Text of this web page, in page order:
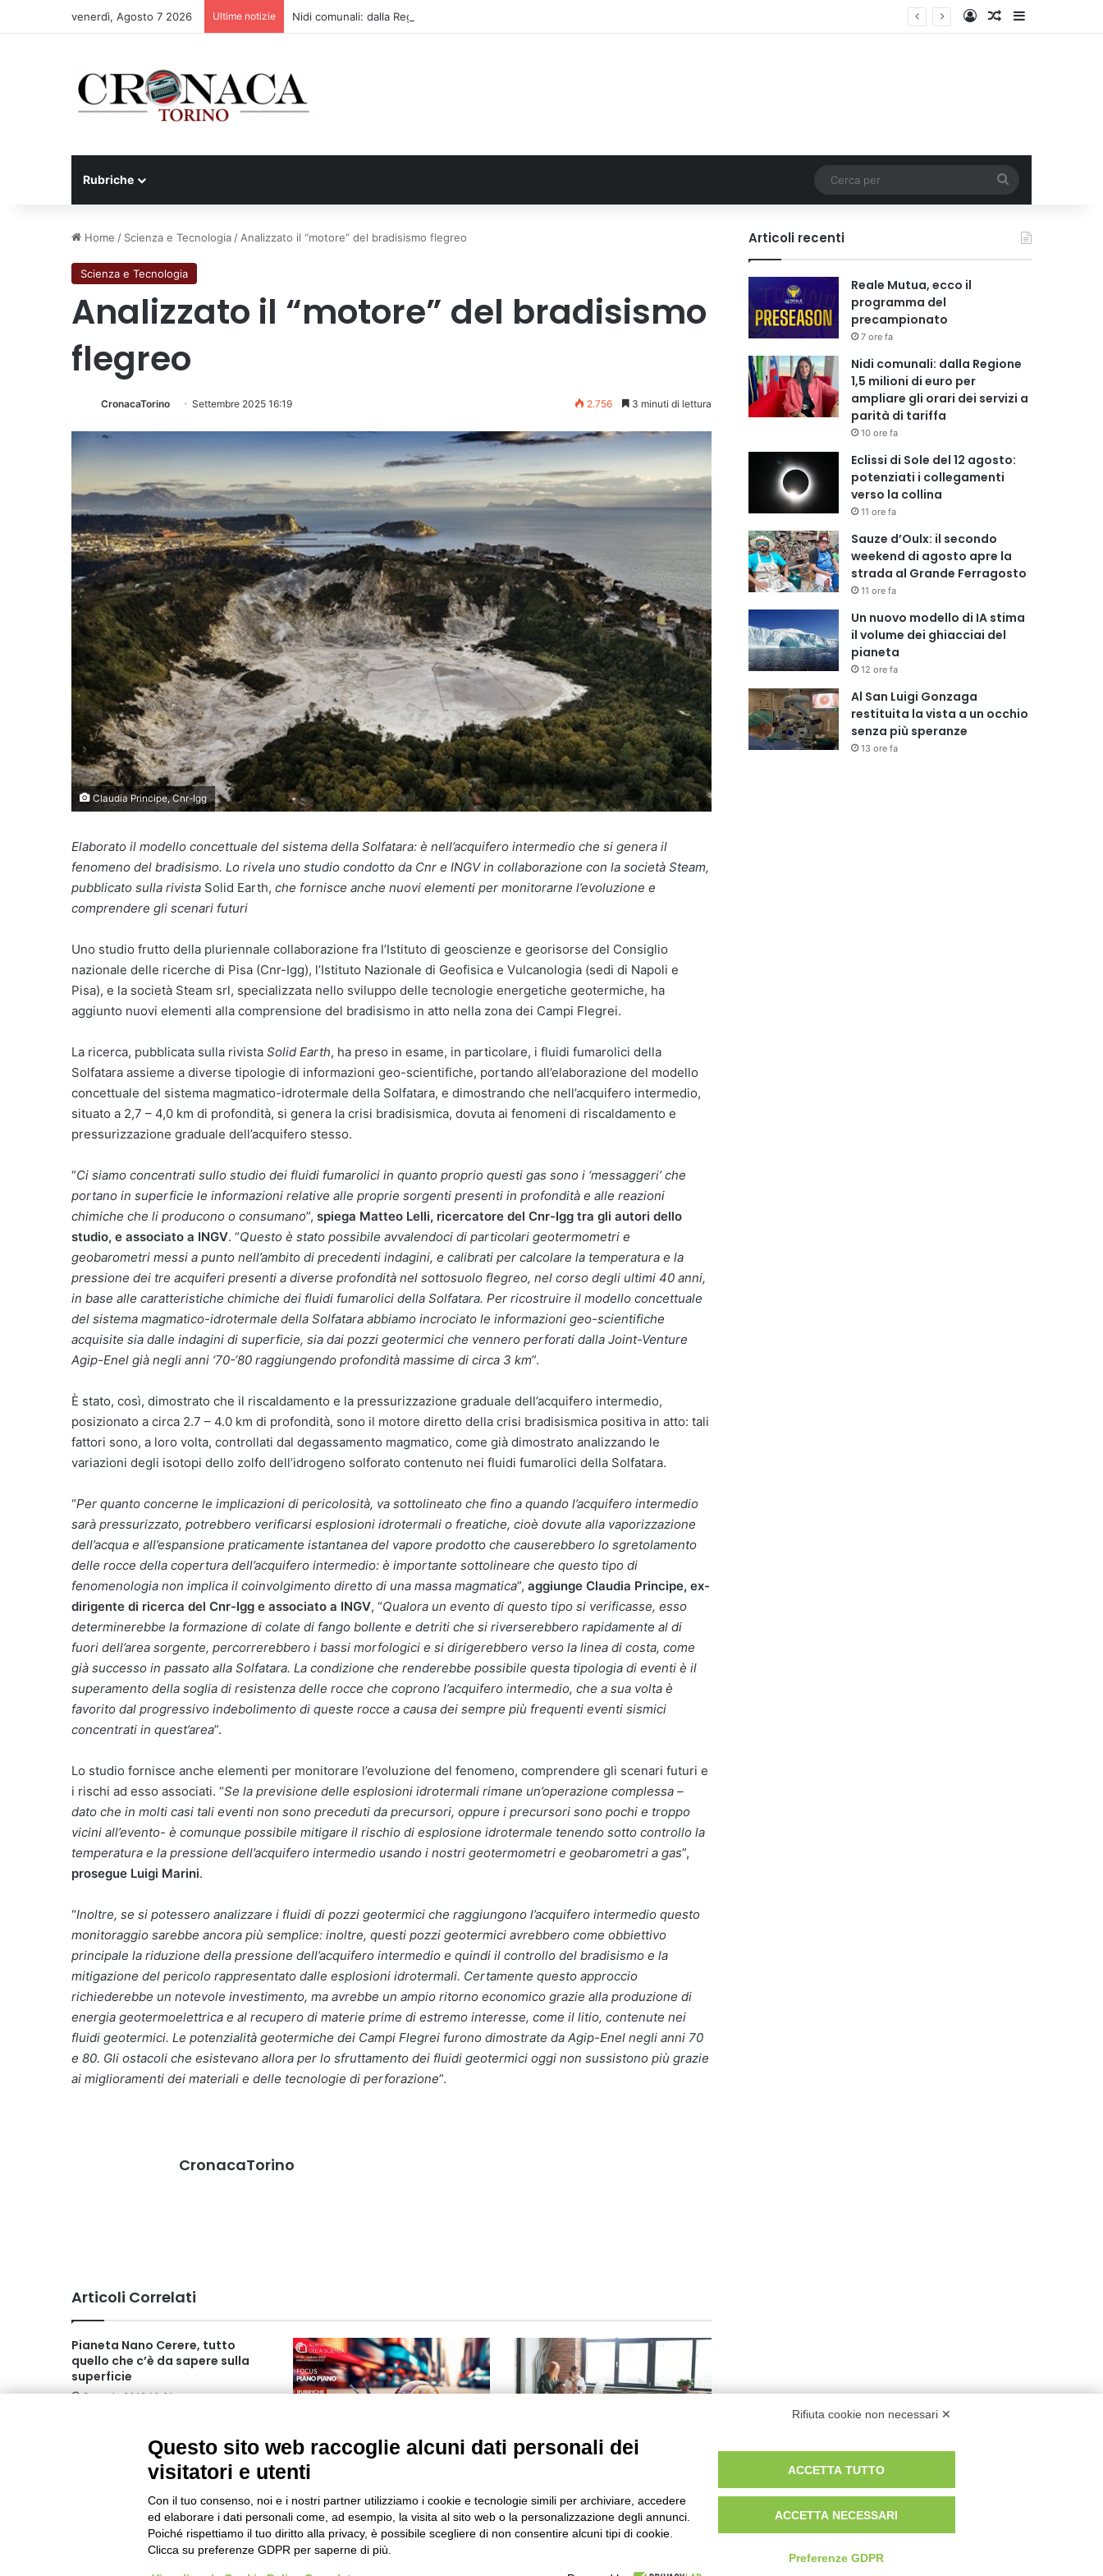
venerdì, Agosto 7 2026 Ultime notizie Nidi comunali: dalla Regione 1,5 milioni di euro per ampliare gli orari dei servizi a parità di tariffa AccediUn articolo a
Rubriche
per
Home / Scienza e Tecnologia / Analizzato il “motore” del bradisismo flegreo
Scienza e Tecnologia
Analizzato il “motore” del bradisismo
flegreo
CronacaTorino Settembre 2025 16:19 2.756 3 minuti di lettura
Claudia Principe, Cnr-Igg
Elaborato il modello concettuale del sistema della Solfatara: è nell’acquifero intermedio che si genera il
fenomeno del bradisismo. Lo rivela uno studio condotto da Cnr e INGV in collaborazione con la società Steam,
pubblicato sulla rivista Solid Earth, che fornisce anche nuovi elementi per monitorarne l’evoluzione e
comprendere gli scenari futuri
Uno studio frutto della pluriennale collaborazione fra l’Istituto di geoscienze e georisorse del Consiglio
nazionale delle ricerche di Pisa (Cnr-Igg), l’Istituto Nazionale di Geofisica e Vulcanologia (sedi di Napoli e
Pisa), e la società Steam srl, specializzata nello sviluppo delle tecnologie energetiche geotermiche, ha
aggiunto nuovi elementi alla comprensione del bradisismo in atto nella zona dei Campi Flegrei.
La ricerca, pubblicata sulla rivista Solid Earth, ha preso in esame, in particolare, i fluidi fumarolici della
Solfatara assieme a diverse tipologie di informazioni geo-scientifiche, portando all’elaborazione del modello
concettuale del sistema magmatico-idrotermale della Solfatara, e dimostrando che nell’acquifero intermedio,
situato a 2,7 – 4,0 km di profondità, si genera la crisi bradisismica, dovuta ai fenomeni di riscaldamento e
pressurizzazione graduale dell’acquifero stesso.
“Ci siamo concentrati sullo studio dei fluidi fumarolici in quanto proprio questi gas sono i ‘messaggeri’ che
portano in superficie le informazioni relative alle proprie sorgenti presenti in profondità e alle reazioni
chimiche che li producono o consumano”, spiega Matteo Lelli, ricercatore del Cnr-Igg tra gli autori dello
studio, e associato a INGV. “Questo è stato possibile avvalendoci di particolari geotermometri e
geobarometri messi a punto nell’ambito di precedenti indagini, e calibrati per calcolare la temperatura e la
pressione dei tre acquiferi presenti a diverse profondità nel sottosuolo flegreo, nel corso degli ultimi 40 anni,
in base alle caratteristiche chimiche dei fluidi fumarolici della Solfatara. Per ricostruire il modello concettuale
del sistema magmatico-idrotermale della Solfatara abbiamo incrociato le informazioni geo-scientifiche
acquisite sia dalle indagini di superficie, sia dai pozzi geotermici che vennero perforati dalla Joint-Venture
Agip-Enel già negli anni ‘70-‘80 raggiungendo profondità massime di circa 3 km”.
È stato, così, dimostrato che il riscaldamento e la pressurizzazione graduale dell’acquifero intermedio,
posizionato a circa 2.7 – 4.0 km di profondità, sono il motore diretto della crisi bradisismica positiva in atto: tali
fattori sono, a loro volta, controllati dal degassamento magmatico, come già dimostrato analizzando le
variazioni degli isotopi dello zolfo dell’idrogeno solforato contenuto nei fluidi fumarolici della Solfatara.
“Per quanto concerne le implicazioni di pericolosità, va sottolineato che fino a quando l’acquifero intermedio
sarà pressurizzato, potrebbero verificarsi esplosioni idrotermali o freatiche, cioè dovute alla vaporizzazione
dell’acqua e all’espansione praticamente istantanea del vapore prodotto che causerebbero lo sgretolamento
delle rocce della copertura dell’acquifero intermedio: è importante sottolineare che questo tipo di
fenomenologia non implica il coinvolgimento diretto di una massa magmatica”, aggiunge Claudia Principe, ex-
dirigente di ricerca del Cnr-Igg e associato a INGV, “Qualora un evento di questo tipo si verificasse, esso
determinerebbe la formazione di colate di fango bollente e detriti che si riverserebbero rapidamente al di
fuori dell’area sorgente, percorrerebbero i bassi morfologici e si dirigerebbero verso la linea di costa, come
già successo in passato alla Solfatara. La condizione che renderebbe possibile questa tipologia di eventi è il
superamento della soglia di resistenza delle rocce che coprono l’acquifero intermedio, che a sua volta è
favorito dal progressivo indebolimento di queste rocce a causa dei sempre più frequenti eventi sismici
concentrati in quest’area”.
Lo studio fornisce anche elementi per monitorare l’evoluzione del fenomeno, comprendere gli scenari futuri e
i rischi ad esso associati. “Se la previsione delle esplosioni idrotermali rimane un’operazione complessa –
dato che in molti casi tali eventi non sono preceduti da precursori, oppure i precursori sono pochi e troppo
vicini all’evento- è comunque possibile mitigare il rischio di esplosione idrotermale tenendo sotto controllo la
temperatura e la pressione dell’acquifero intermedio usando i nostri geotermometri e geobarometri a gas”,
prosegue Luigi Marini.
“Inoltre, se si potessero analizzare i fluidi di pozzi geotermici che raggiungono l’acquifero intermedio questo
monitoraggio sarebbe ancora più semplice: inoltre, questi pozzi geotermici avrebbero come obbiettivo
principale la riduzione della pressione dell’acquifero intermedio e quindi il controllo del bradisismo e la
mitigazione del pericolo rappresentato dalle esplosioni idrotermali. Certamente questo approccio
richiederebbe un notevole investimento, ma avrebbe un ampio ritorno economico grazie alla produzione di
energia geotermoelettrica e al recupero di materie prime di estremo interesse, come il litio, contenute nei
fluidi geotermici. Le potenzialità geotermiche dei Campi Flegrei furono dimostrate da Agip-Enel negli anni 70
e 80. Gli ostacoli che esistevano allora per lo sfruttamento dei fluidi geotermici oggi non sussistono più grazie
ai miglioramenti dei materiali e delle tecnologie di perforazione”.
CronacaTorino
Articoli Correlati
Pianeta Nano Cerere, tutto
quello che c’è da sapere sulla
superficie
Gennaio 2019 10:21
Un Almanacco della Scienza a
bassa velocità
Febbraio 2025 11:03
digitale
Agosto 2023 16:16
Articoli recenti
Reale Mutua, ecco il
programma del
precampionato
7 ore fa
Nidi comunali: dalla Regione
1,5 milioni di euro per
ampliare gli orari dei servizi a
parità di tariffa
10 ore fa
Eclissi di Sole del 12 agosto:
potenziati i collegamenti
verso la collina
11 ore fa
Sauze d’Oulx: il secondo
weekend di agosto apre la
strada al Grande Ferragosto
11 ore fa
Un nuovo modello di IA stima
il volume dei ghiacciai del
pianeta
12 ore fa
Al San Luigi Gonzaga
restituita la vista a un occhio
senza più speranze
13 ore fa
Rifiuta cookie non necessari ✕
Questo sito web raccoglie alcuni dati personali dei
visitatori e utenti
Con il tuo consenso, noi e i nostri partner utilizziamo i cookie e tecnologie simili per archiviare, accedere
ed elaborare i dati personali come, ad esempio, la visita al sito web o la personalizzazione degli annunci.
Poiché rispettiamo il tuo diritto alla privacy, è possibile scegliere di non consentire alcuni tipi di cookie.
Clicca su preferenze GDPR per saperne di più.
ACCETTA TUTTO
ACCETTA NECESSARI
Preferenze GDPR